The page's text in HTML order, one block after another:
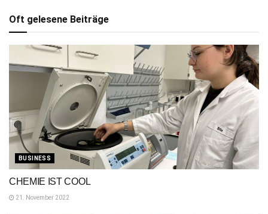
Oft gelesene Beiträge
BUSINESS
CHEMIE IST COOL
21. November 2022